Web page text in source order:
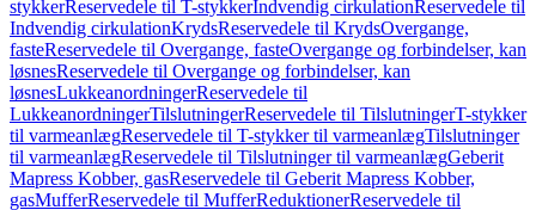
stykkerReservedele til T-stykkerIndvendig cirkulationReservedele til
Indvendig cirkulationKrydsReservedele til KrydsOvergange,
fasteReservedele til Overgange, fasteOvergange og forbindelser, kan
løsnesReservedele til Overgange og forbindelser, kan
løsnesLukkeanordningerReservedele til
LukkeanordningerTilslutningerReservedele til TilslutningerT-stykker
til varmeanlægReservedele til T-stykker til varmeanlægTilslutninger
til varmeanlægReservedele til Tilslutninger til varmeanlægGeberit
Mapress Kobber, gasReservedele til Geberit Mapress Kobber,
gasMufferReservedele til MufferReduktionerReservedele til